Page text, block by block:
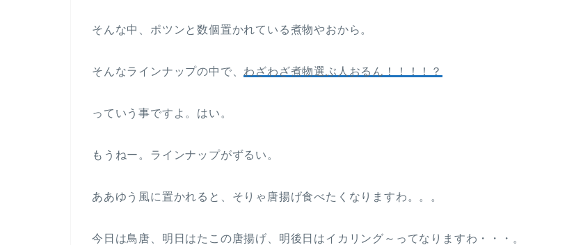
そんな中、ポツンと数個置かれている煮物やおから。
そんなラインナップの中で、 わざわざ煮物選ぶ人おるん！！！！？
っていう事ですよ。はい。
もうねー。ラインナップがずるい。
ああゆう風に置かれると、そりゃ唐揚げ食べたくなりますわ。。。
今日は鳥唐、明日はたこの唐揚げ、明後日はイカリング～ってなりますわ・・・。